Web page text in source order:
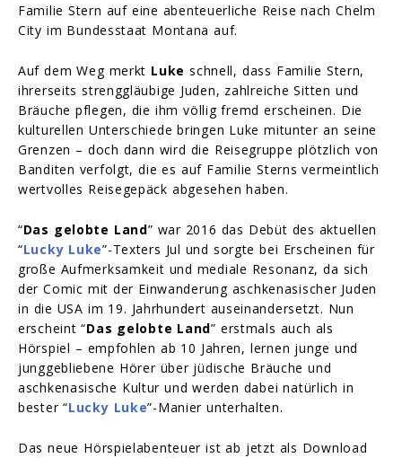
Familie Stern auf eine abenteuerliche Reise nach Chelm
City im Bundesstaat Montana auf.
Auf dem Weg merkt Luke schnell, dass Familie Stern,
ihrerseits strenggläubige Juden, zahlreiche Sitten und
Bräuche pflegen, die ihm völlig fremd erscheinen. Die
kulturellen Unterschiede bringen Luke mitunter an seine
Grenzen – doch dann wird die Reisegruppe plötzlich von
Banditen verfolgt, die es auf Familie Sterns vermeintlich
wertvolles Reisegepäck abgesehen haben.
“Das gelobte Land” war 2016 das Debüt des aktuellen
“Lucky Luke”-Texters Jul und sorgte bei Erscheinen für
große Aufmerksamkeit und mediale Resonanz, da sich
der Comic mit der Einwanderung aschkenasischer Juden
in die USA im 19. Jahrhundert auseinandersetzt. Nun
erscheint “Das gelobte Land” erstmals auch als
Hörspiel – empfohlen ab 10 Jahren, lernen junge und
junggebliebene Hörer über jüdische Bräuche und
aschkenasische Kultur und werden dabei natürlich in
bester “Lucky Luke”-Manier unterhalten.
Das neue Hörspielabenteuer ist ab jetzt als Download